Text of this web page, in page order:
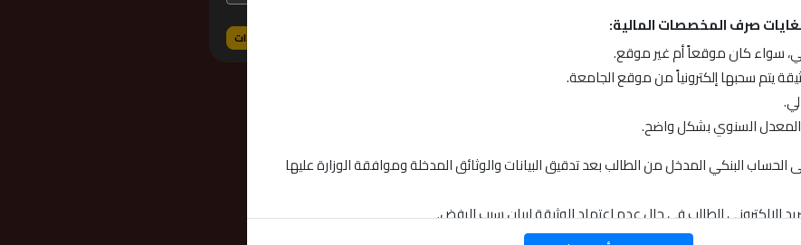
نسيت كلمة المرور ؟ 📘 قراءة الإرشادات
لغايات صرف المخصصات المالية:
سواء كان موقعاً أم غير موقع.
يتم سحبها إلكترونياً من موقع الجامعة.
والمعدل السنوي بشكل واضح.
البنكي المدخل من الطالب بعد تدقيق البيانات والوثائق المدخلة وموافقة الوزارة عليها
الإلكتروني للطالب في حال عدم اعتماد الوثيقة لبيان سبب الرفض.
الإلكتروني للطالب في حال اعتماد الوثيقة يبين موعد الصرف.